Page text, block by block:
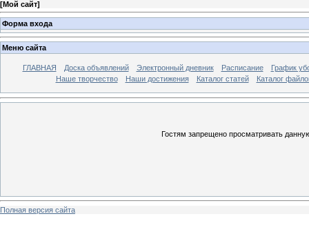
[Мой сайт]
Форма входа
Меню сайта
ГЛАВНАЯ Доска объявлений Электронный дневник Расписание
График
Наше творчество
Наши достижения Каталог статей Каталог
Гостям запрещено просматривать
Полная версия сайта